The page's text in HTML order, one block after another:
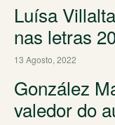
Luísa
nas letras
13 Agosto, 2022
González
valedor do